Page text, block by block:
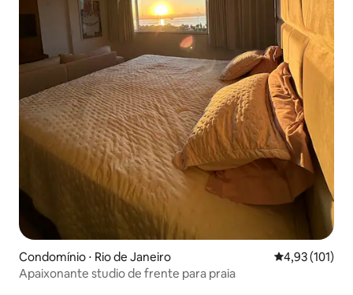
Condomínio ⋅ Rio de Janeiro 4,93 de uma
4,93 (101)
Apaixonante studio de frente para praia